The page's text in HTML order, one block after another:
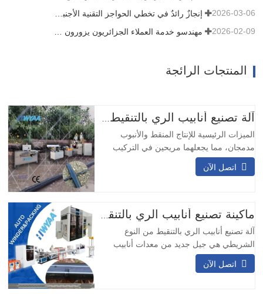
2026-03-06
مهندسو خدمة العملاء الجزائريون يزورون ورشة عمل HWYAA لتبادل الخبرات الفنية 2026-02-09
المنتجات الرائجة
آلة تصنيع أنابيب الري بالتنقيط والرذاذ الدقيق
الميزات الرئيسية للإنتاج المنقط والأنبوب
مدمجان، مما يجعلهما مريحين في التركيب
والاستخدام، بتكلفة منخفضة واستثمار صغير.
2) يحتوي المنقط على نافذة ترشيح مدمجة،
معينًا لتعويض الضغط. 4) يمكن تعديل المسافة
بين
اتصل الآن
ماكينة تصنيع أنابيب الري بالتنقيط من نوع شريط T
آلة تصنيع أنابيب الري بالتنقيط من النوع
الشريطي هي جيل جديد من معدات أنابيب
الري بالتنقيط عالية السرعة وذات الجدران
الرقيقة التي طورتها شركتنا بناءً على مزايا
اتصل الآن